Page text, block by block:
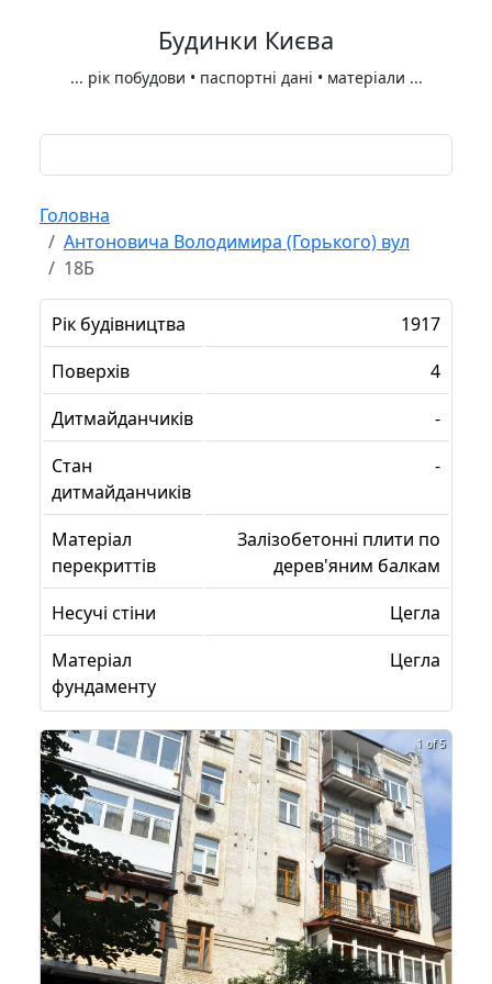
Будинки Києва
... рік побудови • паспортні дані • матеріали ...
Головна
Антоновича Володимира (Горького) вул
18Б
Рік будівництва
1917
Поверхів
4
Дитмайданчиків
-
Стан
дитмайданчиків
-
Матеріал
перекриттів
Залізобетонні плити по
дерев'яним балкам
Несучі стіни
Цегла
Матеріал
фундаменту
Цегла
1 of 5